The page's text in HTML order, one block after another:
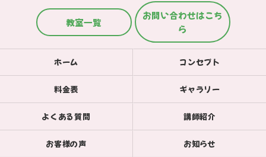
教室一覧
お問い合わせはこち
ら
ホーム コンセプト
料金表 ギャラリー
よくある質問 講師紹介
お客様の声 お知らせ